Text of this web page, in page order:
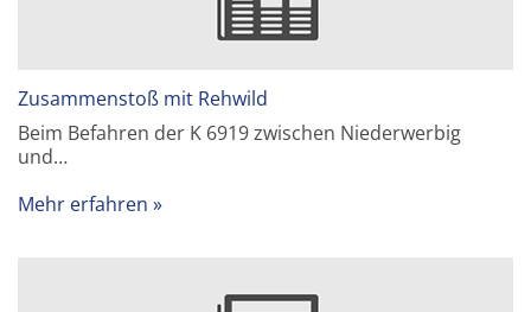
Zusammenstoß mit Rehwild
Beim Befahren der K 6919 zwischen Niederwerbig
und…
Mehr erfahren